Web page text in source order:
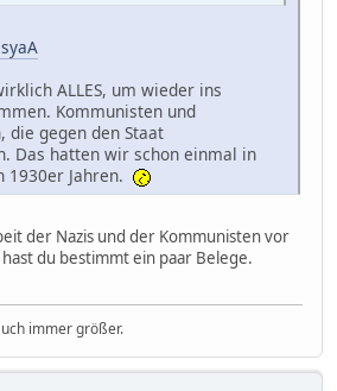
ALLES, um wieder ins
Kommunisten und
die gegen den Staat
Das hatten wir schon einmal in
1930er Jahren.
der Nazis und der Kommunisten vor
du bestimmt ein paar Belege.
immer größer.